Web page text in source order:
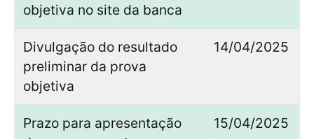
objetiva no site da banca
Divulgação do resultado
preliminar da prova
objetiva
14/04/2025
Prazo para apresentação
15/04/2025